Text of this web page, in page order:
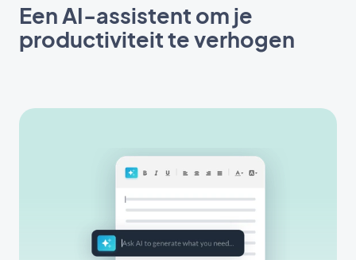
Een AI-assistent om je
productiviteit te verhogen